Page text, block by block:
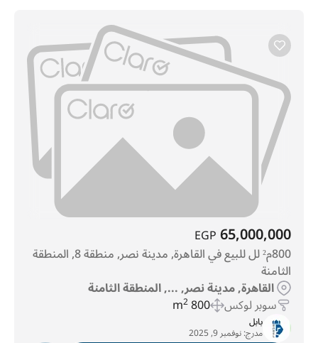
65,000,000
EGP
800م² لل للبيع في القاهرة, مدينة نصر, منطقة 8, المنطقة
الثامنة
القاهرة, مدينة نصر, ..., المنطقة الثامنة
سوبر لوكس 800 m
2
بابل
مدرج:نوفمبر 9, 2025